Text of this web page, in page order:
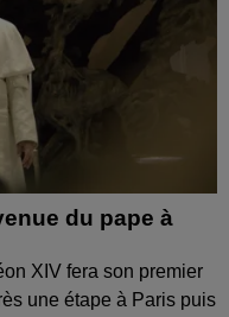
du pape à
XIV fera son premier
une étape à Paris puis